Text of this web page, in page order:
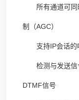
所有通道可同
制（AGC）
支持IP会话的
检测与发送信
DTMF信号